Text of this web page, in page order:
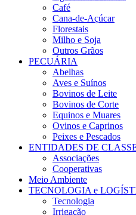
Café
Cana-de-Açúcar
Florestais
Milho e Soja
Outros Grãos
PECUÁRIA
Abelhas
Aves e Suínos
Bovinos de Leite
Bovinos de Corte
Equinos e Muares
Ovinos e Caprinos
Peixes e Pescados
ENTIDADES DE
Associações
Cooperativas
Meio Ambiente
TECNOLOGIA e
Tecnologia
Irrigação